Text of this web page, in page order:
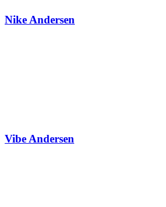
Nike Andersen
Vibe Andersen